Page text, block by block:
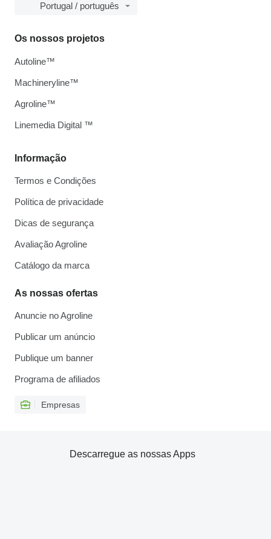
Portugal / português
Informação
Termos e Condições
Política de privacidade
Dicas de segurança
Avaliação Agroline
Catálogo da marca
As nossas ofertas
Anuncie no Agroline
Publicar um anúncio
Publique um banner
Programa de afiliados
Empresas
Os nossos projetos
Autoline™
Machineryline™
Agroline™
Linemedia Digital ™
Descarregue as nossas Apps